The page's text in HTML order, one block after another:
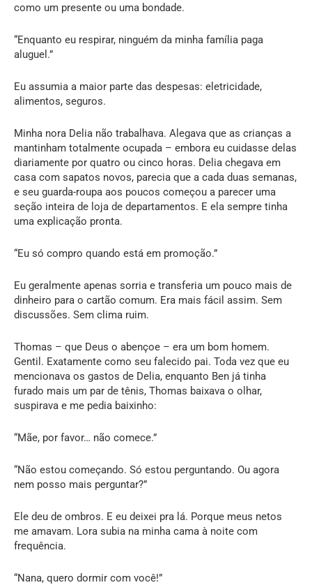
como um presente ou uma bondade.
“Enquanto eu respirar, ninguém da minha família paga
aluguel.”
Eu assumia a maior parte das despesas: eletricidade,
alimentos, seguros.
Minha nora Delia não trabalhava. Alegava que as crianças a
mantinham totalmente ocupada – embora eu cuidasse delas
diariamente por quatro ou cinco horas. Delia chegava em
casa com sapatos novos, parecia que a cada duas semanas,
e seu guarda-roupa aos poucos começou a parecer uma
seção inteira de loja de departamentos. E ela sempre tinha
uma explicação pronta.
“Eu só compro quando está em promoção.”
Eu geralmente apenas sorria e transferia um pouco mais de
dinheiro para o cartão comum. Era mais fácil assim. Sem
discussões. Sem clima ruim.
Thomas – que Deus o abençoe – era um bom homem.
Gentil. Exatamente como seu falecido pai. Toda vez que eu
mencionava os gastos de Delia, enquanto Ben já tinha
furado mais um par de tênis, Thomas baixava o olhar,
suspirava e me pedia baixinho:
“Mãe, por favor… não comece.”
“Não estou começando. Só estou perguntando. Ou agora
nem posso mais perguntar?”
Ele deu de ombros. E eu deixei pra lá. Porque meus netos
me amavam. Lora subia na minha cama à noite com
frequência.
“Nana, quero dormir com você!”